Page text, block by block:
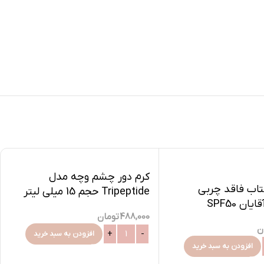
فاقد چربی
مخصوص آقایان SPF50
افزودن به سبد خرید
کرم دور چشم وچه مدل
Tripeptide حجم 15 میلی لیتر
488,000تومان
افزودن به سبد خرید